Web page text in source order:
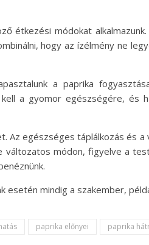
étkezési módokat
hogy az ízélmény ne
a paprika
a gyomor egészségére, és
egészséges táplálkozás és
módon, figyelve a
mindig a szakember,
paprika előnyei paprika